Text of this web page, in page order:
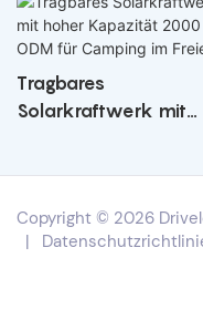
Tragbares
Solarkraftwerk mit
Copyright © 2026
|